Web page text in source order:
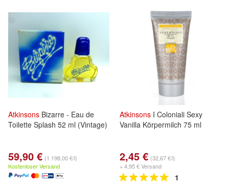
Atkinsons Bizarre - Eau de
Toilette Splash 52 ml (Vintage)
59,90 € (1.198,00 €/l)
Kostenloser Versand
Atkinsons I Coloniali Sexy
Vanilla Körpermilch 75 ml
2,45 € (32,67 €/l)
+ 4,95 € Versand
1